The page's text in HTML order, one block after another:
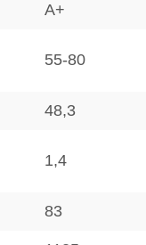
A+
55-80
48,3
1,4
83